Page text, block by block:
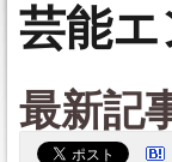
芸能
最新記